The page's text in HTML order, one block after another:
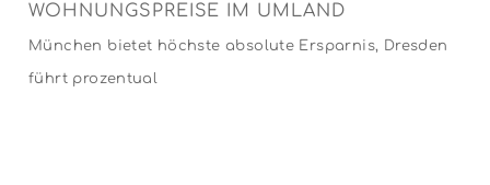
WOHNUNGSPREISE IM UMLAND
München bietet höchste absolute Ersparnis, Dresden
führt prozentual